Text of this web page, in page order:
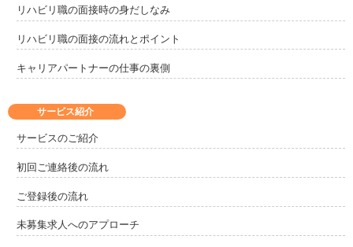
サービス紹介
サービスのご紹介
初回ご連絡後の流れ
ご登録後の流れ
未募集求人へのアプローチ
リハビリ職の面接時の身だしなみ
リハビリ職の面接の流れとポイント
キャリアパートナーの仕事の裏側